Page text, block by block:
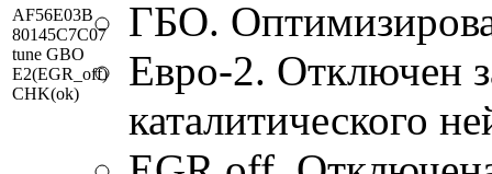
AF56E03B
80145C7C07
tune GBO
E2(EGR_off)
CHK(ok)
ГБО.
Евро-2. Отключен
каталитического